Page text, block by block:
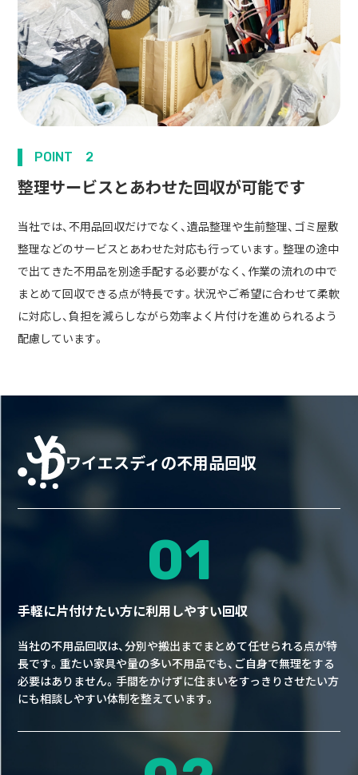
POINT 2
整理サービスとあわせた回収が可能です
当社では、不用品回収だけでなく、遺品整理や生前整理、ゴミ屋敷
整理などのサービスとあわせた対応も行っています。整理の途中
で出てきた不用品を別途手配する必要がなく、作業の流れの中で
まとめて回収できる点が特長です。状況やご希望に合わせて柔軟
に対応し、負担を減らしながら効率よく片付けを進められるよう
配慮しています。
ワイエスディの不用品回収
01
手軽に片付けたい方に利用しやすい回収
当社の不用品回収は、分別や搬出までまとめて任せられる点が特
長です。重たい家具や量の多い不用品でも、ご自身で無理をする
必要はありません。手間をかけずに住まいをすっきりさせたい方
にも相談しやすい体制を整えています。